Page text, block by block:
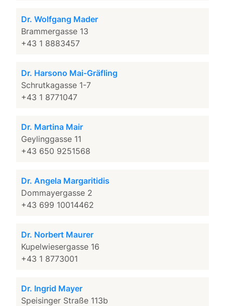
Dr. Wolfgang Mader
Brammergasse 13
+43 1 8883457
Dr. Harsono Mai-Gräfling
Schrutkagasse 1-7
+43 1 8771047
Dr. Martina Mair
Geylinggasse 11
+43 650 9251568
Dr. Angela Margaritidis
Dommayergasse 2
+43 699 10014462
Dr. Norbert Maurer
Kupelwiesergasse 16
+43 1 8773001
Dr. Ingrid Mayer
Speisinger Straße 113b